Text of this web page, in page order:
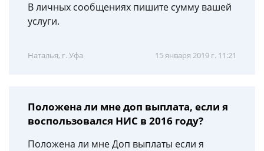
В личных сообщениях пишите сумму вашей
услуги.
Наталья, г. Уфа 15 января 2019 г. 11:21
Положена ли мне доп выплата, если я
воспользовался НИС в 2016 году?
Положена ли мне Доп выплаты если я